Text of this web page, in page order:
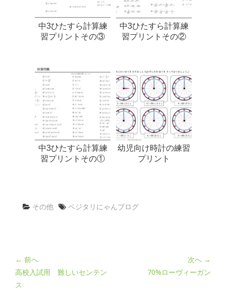
中3ひたすら計算練
習プリントその③
中3ひたすら計算練
習プリントその②
中3ひたすら計算練
習プリントその①
幼児向け時計の練習
プリント
その他 ベジタリにゃんブログ
← 前へ
高校入試用 難しいセンテン
ス
次へ →
70%ローヴィーガン